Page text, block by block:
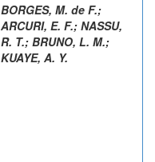
BORGES, M. de F.;
ARCURI, E. F.; NASSU,
R. T.; BRUNO, L. M.;
KUAYE, A. Y.